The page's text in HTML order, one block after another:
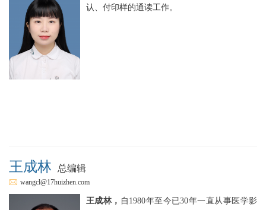
认、付印样的通读工作。
王成林 总编辑
wangcl@17huizhen.com
王成林， 自1980年至今已30年一直从事医学影